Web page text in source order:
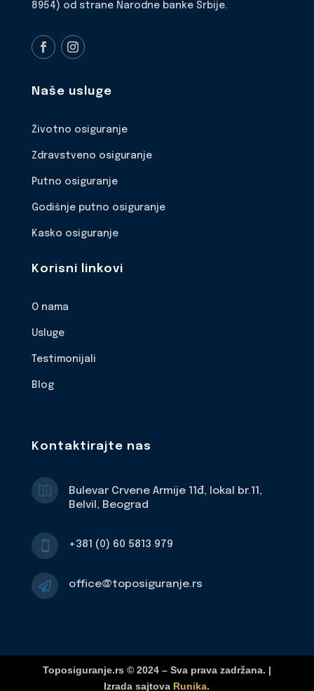
8954) od strane Narodne banke Srbije.
Naše usluge
Životno osiguranje
Zdravstveno osiguranje
Putno osiguranje
Godišnje putno osiguranje
Kasko osiguranje
Korisni linkovi
O nama
Usluge
Testimonijali
Blog
Kontaktirajte nas

Bulevar Crvene Armije 11đ, lokal br.11,
Belvil, Beograd
 +381 (0) 60 5813 979
 office@toposiguranje.rs
Toposiguranje.rs © 2024 – Sva prava zadržana. |
Izrada sajtova Runika.